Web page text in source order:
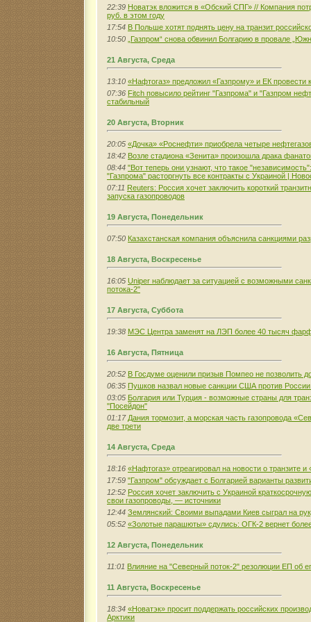
22:39 Новатэк вложится в «Обский СПГ» // Компания
руб. в этом году
17:54 В Польше хотят поднять цену на транзит
10:50
„Газпром“ снова обвинил Болгарию в провале
21 Августа, Среда
13:10 «Нафтогаз» предложил «Газпрому» и ЕК провести
07:36 Fitch повысило рейтинг "Газпрома" и "Газпром
стабильный
20 Августа, Вторник
20:05 «Дочка» «Роснефти» приобрела четыре
18:42 Возле стадиона «Зенита» произошла драка
08:44 "Вот теперь они узнают, что такое
"Газпрома" расторгнуть все контракты с Украиной |
07:11 Reuters: Россия хочет заключить короткий
запуска газопроводов
19 Августа, Понедельник
07:50 Казахстанская компания объяснила санкциями
18 Августа, Воскресенье
16:05 Uniper наблюдает за ситуацией с возможными
потока-2"
17 Августа, Суббота
19:38 МЭС Центра заменят на ЛЭП более 40 тысяч
16 Августа, Пятница
20:52 В Госдуме оценили призыв Помпео не позволить
06:35 Пушков назвал новые санкции США против
03:05 Болгария или Турция - возможные страны для
''Посейдон''
01:17 Дания тормозит, а морская часть газопровода
две трети
14 Августа, Среда
18:16 «Нафтогаз» отреагировал на новости о транзите и
17:59 "Газпром" обсуждает с Болгарией варианты
12:52 Россия хочет заключить с Украиной
свои газопроводы, — источники
12:44 Землянский: Своими выпадами Киев сыграл на
05:52 «Золотые парашюты» сдулись: ОГК-2 вернет
12 Августа, Понедельник
11:01 Влияние на "Северный поток-2" резолюции ЕП об
11 Августа, Воскресенье
18:34 «Новатэк» просит поддержать российских
Арктики